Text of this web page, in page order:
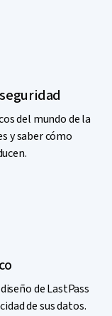
del mundo de la
y saber cómo
de LastPass
de sus datos.